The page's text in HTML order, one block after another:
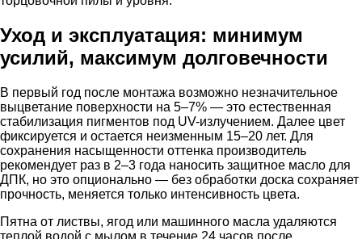
Уход и эксплуатация: минимум
усилий, максимум долговечности
В первый год после монтажа возможно незначительное
выцветание поверхности на 5–7% — это естественная
стабилизация пигментов под UV-излучением. Далее цвет
фиксируется и остается неизменным 15–20 лет. Для
сохранения насыщенности оттенка производитель
рекомендует раз в 2–3 года наносить защитное масло для
ДПК, но это опционально — без обработки доска сохраняет
прочность, меняется только интенсивность цвета.
Пятна от листвы, ягод или машинного масла удаляются
теплой водой с мылом в течение 24 часов после